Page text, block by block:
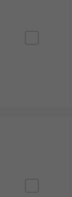
are the